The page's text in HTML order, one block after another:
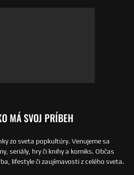
MÁ SVOJ PRÍBEH
zo sveta popkultúry. Venujeme sa
seriály, hry či knihy a komiks. Občas
lifestyle či zaujímavosti z celého sveta.